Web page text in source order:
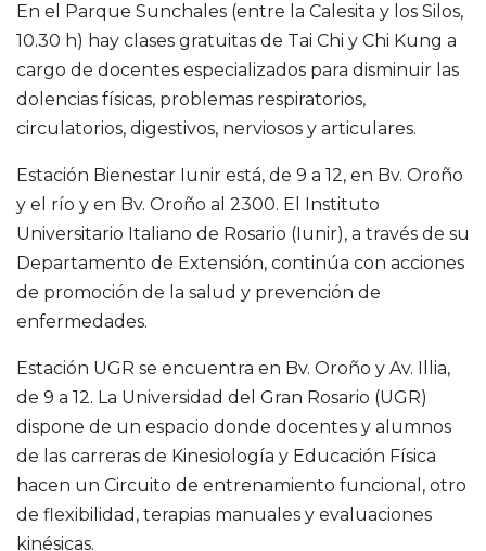
En el Parque Sunchales (entre la Calesita y los Silos,
10.30 h) hay clases gratuitas de Tai Chi y Chi Kung a
cargo de docentes especializados para disminuir las
dolencias físicas, problemas respiratorios,
circulatorios, digestivos, nerviosos y articulares.
Estación Bienestar Iunir está, de 9 a 12, en Bv. Oroño
y el río y en Bv. Oroño al 2300. El Instituto
Universitario Italiano de Rosario (Iunir), a través de su
Departamento de Extensión, continúa con acciones
de promoción de la salud y prevención de
enfermedades.
Estación UGR se encuentra en Bv. Oroño y Av. Illia,
de 9 a 12. La Universidad del Gran Rosario (UGR)
dispone de un espacio donde docentes y alumnos
de las carreras de Kinesiología y Educación Física
hacen un Circuito de entrenamiento funcional, otro
de flexibilidad, terapias manuales y evaluaciones
kinésicas.